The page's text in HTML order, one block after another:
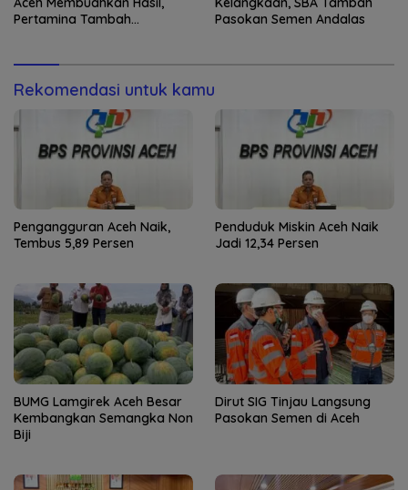
Pertamina Tambah
Pasokan Semen Andalas
Rekomendasi untuk kamu
Pengangguran Aceh Naik,
Tembus 5,89 Persen
Penduduk Miskin Aceh Naik
Jadi 12,34 Persen
BUMG Lamgirek Aceh Besar
Kembangkan Semangka Non
Biji
Dirut SIG Tinjau Langsung
Pasokan Semen di Aceh